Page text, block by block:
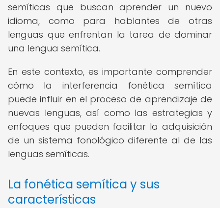
semíticas que buscan aprender un nuevo
idioma, como para hablantes de otras
lenguas que enfrentan la tarea de dominar
una lengua semítica.
En este contexto, es importante comprender
cómo la interferencia fonética semítica
puede influir en el proceso de aprendizaje de
nuevas lenguas, así como las estrategias y
enfoques que pueden facilitar la adquisición
de un sistema fonológico diferente al de las
lenguas semíticas.
La fonética semítica y sus
características